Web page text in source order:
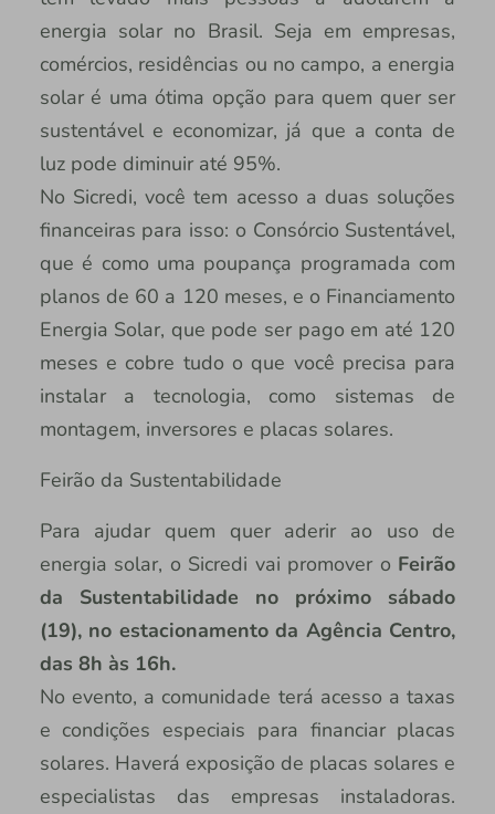
energia solar no Brasil. Seja em empresas,
comércios, residências ou no campo, a energia
solar é uma ótima opção para quem quer ser
sustentável e economizar, já que a conta de
luz pode diminuir até 95%.
No Sicredi, você tem acesso a duas soluções
financeiras para isso: o Consórcio Sustentável,
que é como uma poupança programada com
planos de 60 a 120 meses, e o Financiamento
Energia Solar, que pode ser pago em até 120
meses e cobre tudo o que você precisa para
instalar a tecnologia, como sistemas de
montagem, inversores e placas solares.
Feirão da Sustentabilidade
Para ajudar quem quer aderir ao uso de
energia solar, o Sicredi vai promover o Feirão
da Sustentabilidade no próximo sábado
(19), no estacionamento da Agência Centro,
das 8h às 16h.
No evento, a comunidade terá acesso a taxas
e condições especiais para financiar placas
solares. Haverá exposição de placas solares e
especialistas das empresas instaladoras.